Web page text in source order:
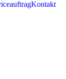
Kontakt